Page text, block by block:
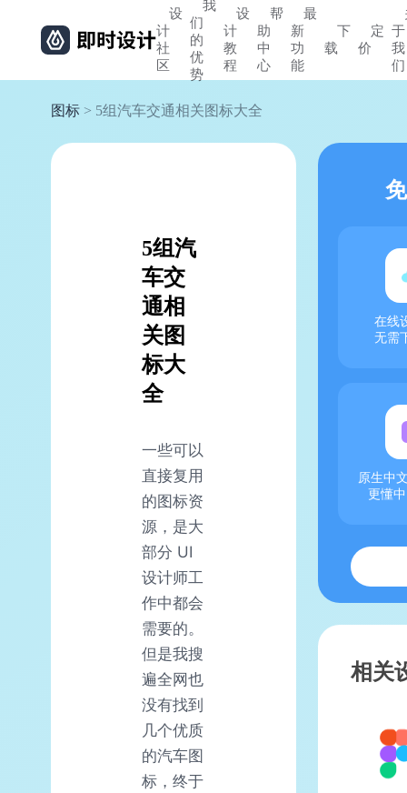
设
计
社
区
我
们
的
优
势
设
计
教
程
帮
助
中
心
最
新
功
能
下
载
定
价
于
我
们
图标 > 5组汽车交通相关图标大全
5组汽
车交
通相
关图
标大
全
一些可以
直接复用
的图标资
源，是大
部分 UI
设计师工
作中都会
需要的。
但是我搜
遍全网也
没有找到
几个优质
的汽车图
标，终于
在线
无需
原生中
更懂
相关